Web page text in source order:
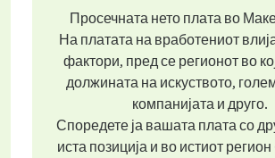
Просечната нето плата во
На платата на вработениот
фактори, пред се регионот во
должината на искуството,
компанијата и друго.
Споредете ја вашата плата со
иста позиција и во истиот